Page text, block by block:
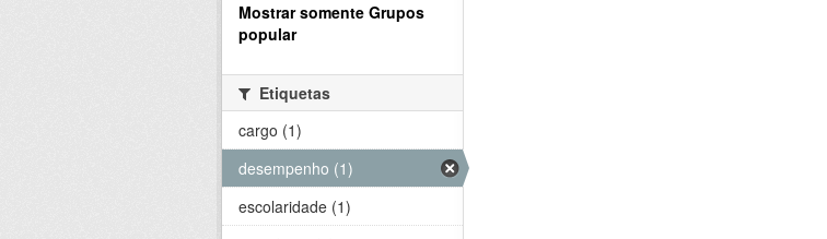
Mostrar somente Grupos
popular
Etiquetas
cargo (1)
desempenho (1)
escolaridade (1)